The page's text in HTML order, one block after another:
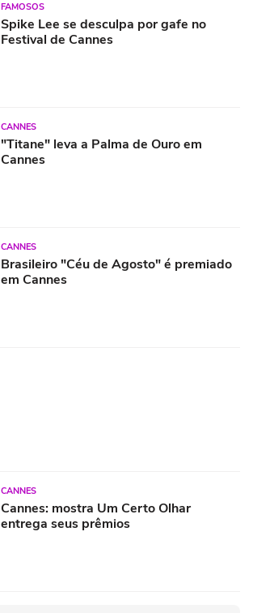
FAMOSOS
Spike Lee se desculpa por gafe no
Festival de Cannes
CANNES
"Titane" leva a Palma de Ouro em
Cannes
CANNES
Brasileiro "Céu de Agosto" é premiado
em Cannes
CANNES
Cannes: mostra Um Certo Olhar
entrega seus prêmios